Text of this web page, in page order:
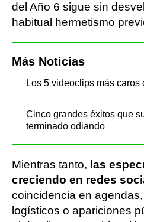
del Año 6 sigue sin
habitual hermetismo
Más Noticias
Los 5 videoclips más
Cinco grandes éxitos que
terminado odiando
Mientras tanto, las
creciendo en redes
coincidencia en
logísticos o apariciones